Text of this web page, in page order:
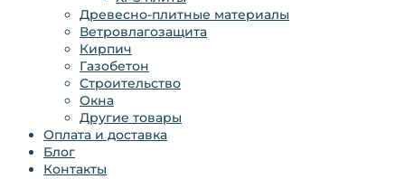
Древесно-плитные материалы
Ветровлагозащита
Кирпич
Газобетон
Строительство
Окна
Другие товары
Оплата и доставка
Блог
Контакты